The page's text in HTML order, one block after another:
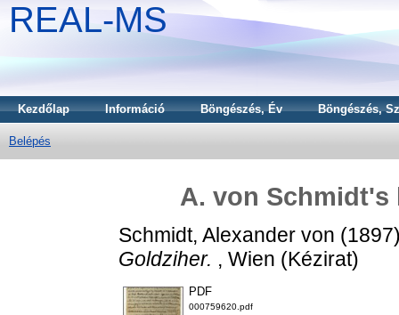
REAL-MS
Kezdőlap Információ Böngészés, Év Böngészés,
Belépés
A. von Schmidt's
Schmidt, Alexander von
Goldziher. , Wien (Kézirat)
PDF
000759620.pdf